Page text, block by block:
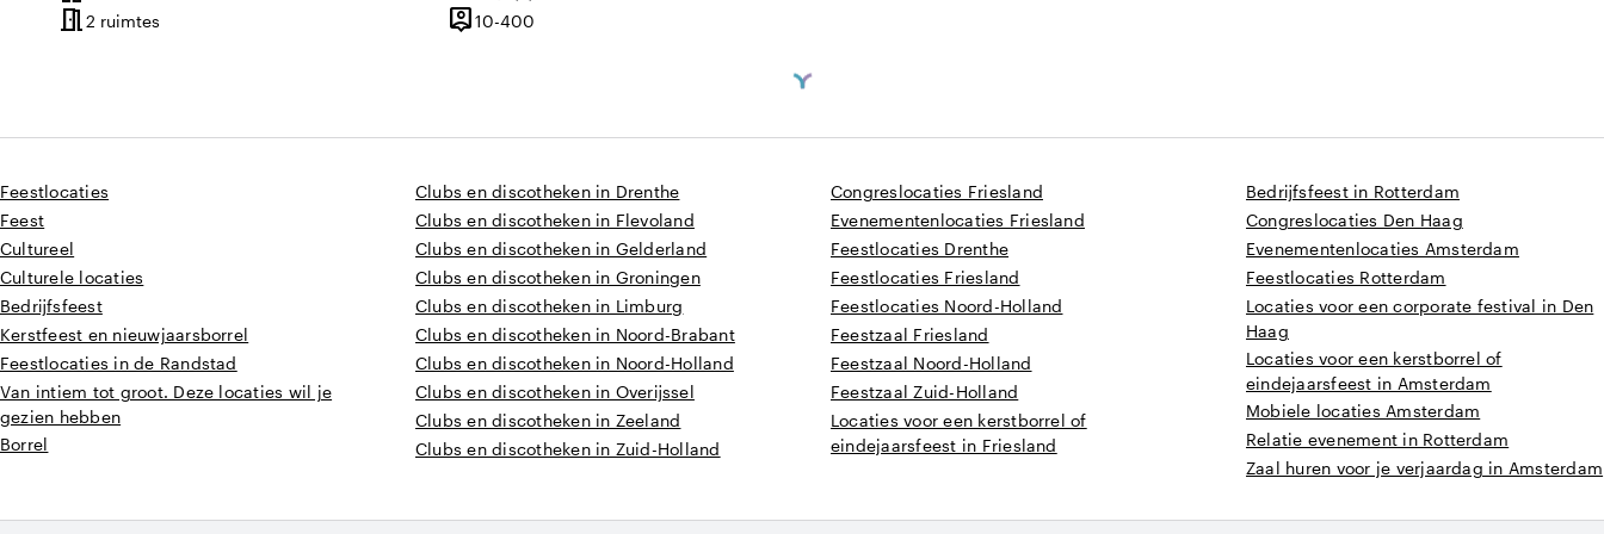
meeting_room2 ruimtes person_pin
Capaciteit
10-400
Feestlocaties
Feest
Cultureel
Culturele locaties
Bedrijfsfeest
Kerstfeest en nieuwjaarsborrel
Feestlocaties in de Randstad
Van intiem tot groot. Deze locaties wil je
gezien hebben
Borrel
Clubs en discotheken in Drenthe
Clubs en discotheken in Flevoland
Clubs en discotheken in Gelderland
Clubs en discotheken in Groningen
Clubs en discotheken in Limburg
Clubs en discotheken in Noord-Brabant
Clubs en discotheken in Noord-Holland
Clubs en discotheken in Overijssel
Clubs en discotheken in Zeeland
Clubs en discotheken in Zuid-Holland
Congreslocaties Friesland
Evenementenlocaties Friesland
Feestlocaties Drenthe
Feestlocaties Friesland
Feestlocaties Noord-Holland
Feestzaal Friesland
Feestzaal Noord-Holland
Feestzaal Zuid-Holland
Locaties voor een kerstborrel of
eindejaarsfeest in Friesland
Bedrijfsfeest in Rotterdam
Congreslocaties Den Haag
Evenementenlocaties Amsterdam
Feestlocaties Rotterdam
Locaties voor een corporate festival in Den
Haag
Locaties voor een kerstborrel of
eindejaarsfeest in Amsterdam
Mobiele locaties Amsterdam
Relatie evenement in Rotterdam
Zaal huren voor je verjaardag in Amsterdam